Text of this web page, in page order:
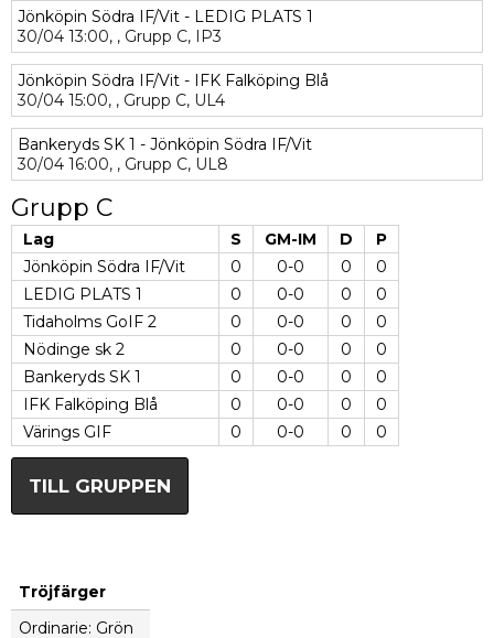
Jönköpin Södra IF/Vit - LEDIG PLATS 1
30/04 13:00, , Grupp C, IP3
Jönköpin Södra IF/Vit - IFK Falköping Blå
30/04 15:00, , Grupp C, UL4
Bankeryds SK 1 - Jönköpin Södra IF/Vit
30/04 16:00, , Grupp C, UL8
Grupp C
Lag S GM-IM D
P
Jönköpin Södra IF/Vit
0 0-0 0
0
LEDIG PLATS 1
0 0-0 0
0
Tidaholms GoIF 2
0 0-0 0
0
Nödinge sk 2
0 0-0 0
0
Bankeryds SK 1
0 0-0 0
0
IFK Falköping Blå
0 0-0 0
0
Värings GIF
0 0-0 0 0
TILL GRUPPEN
Tröjfärger
Ordinarie: Grön